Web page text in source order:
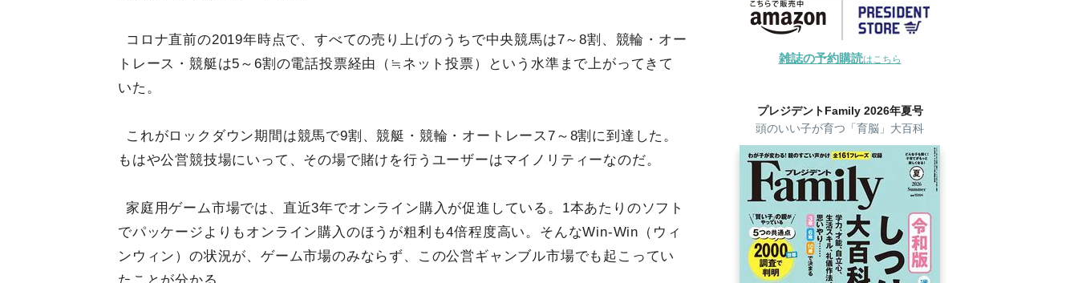
コロナ直前の2019年時点で、すべての売り上げのうちで中央競馬は7～8割、競輪・オー
トレース・競艇は5～6割の電話投票経由（≒ネット投票）という水準まで上がってきて
いた。
これがロックダウン期間は競馬で9割、競艇・競輪・オートレース7～8割に到達した。
もはや公営競技場にいって、その場で賭けを行うユーザーはマイノリティーなのだ。
家庭用ゲーム市場では、直近3年でオンライン購入が促進している。1本あたりのソフト
でパッケージよりもオンライン購入のほうが粗利も4倍程度高い。そんなWin-Win（ウィ
ンウィン）の状況が、ゲーム市場のみならず、この公営ギャンブル市場でも起こってい
雑誌の予約購読はこちら
プレジデントFamily 2026年夏号
頭のいい子が育つ「育脳」大百科